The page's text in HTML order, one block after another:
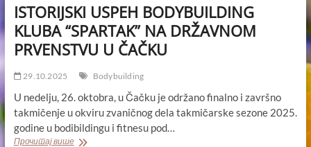
ISTORIJSKI USPEH BODYBUILDING
KLUBA “SPARTAK” NA DRŽAVNOM
PRVENSTVU U ČAČKU
29.10.2025 Bodybuilding
U nedelju, 26. oktobra, u Čačku je održano finalno i završno
takmičenje u okviru zvaničnog dela takmičarske sezone 2025.
godine u bodibildingu i fitnesu pod…
Прочитај вишеISTORIJSKI